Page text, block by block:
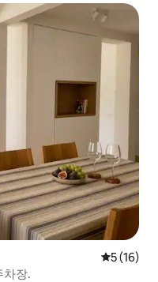
평점 5점
5 (16)
차장.